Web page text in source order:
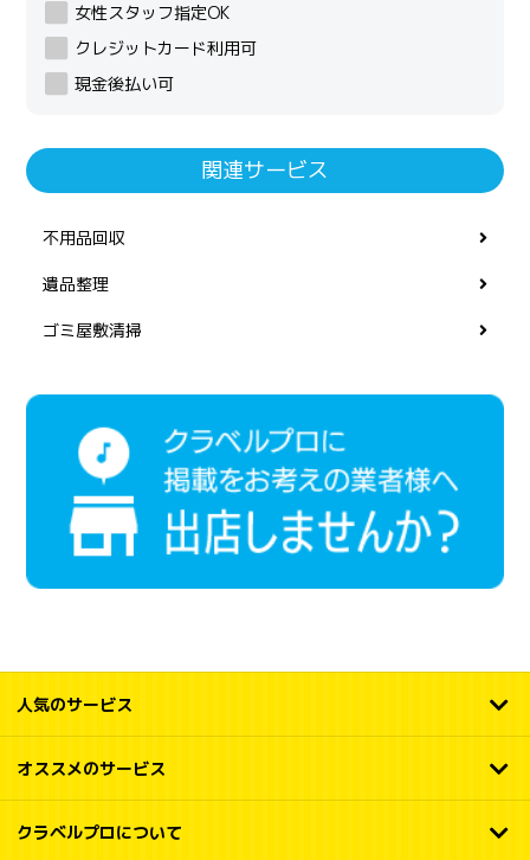
女性スタッフ指定OK
クレジットカード利用可
現金後払い可
関連サービス
不用品回収
遺品整理
ゴミ屋敷清掃
人気のサービス
オススメのサービス
クラベルプロについて